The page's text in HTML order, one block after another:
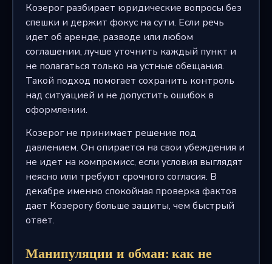
Козерог разбирает юридические вопросы без
спешки и держит фокус на сути. Если речь
идет об аренде, разводе или любом
соглашении, лучше уточнить каждый пункт и
не полагаться только на устные обещания.
Такой подход помогает сохранить контроль
над ситуацией и не допустить ошибок в
оформлении.
Козерог не принимает решение под
давлением. Он опирается на свои убеждения и
не идет на компромисс, если условия выглядят
неясно или требуют срочного согласия. В
декабре именно спокойная проверка фактов
дает Козерогу больше защиты, чем быстрый
ответ.
Манипуляции и обман: как не